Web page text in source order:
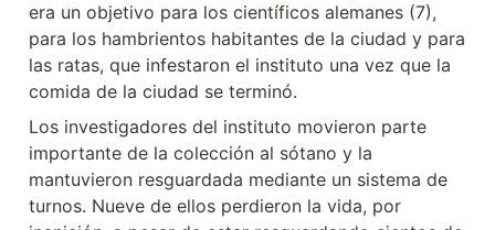
era un objetivo para los científicos alemanes (7),
para los hambrientos habitantes de la ciudad y para
las ratas, que infestaron el instituto una vez que la
comida de la ciudad se terminó.
Los investigadores del instituto movieron parte
importante de la colección al sótano y la
mantuvieron resguardada mediante un sistema de
turnos. Nueve de ellos perdieron la vida, por